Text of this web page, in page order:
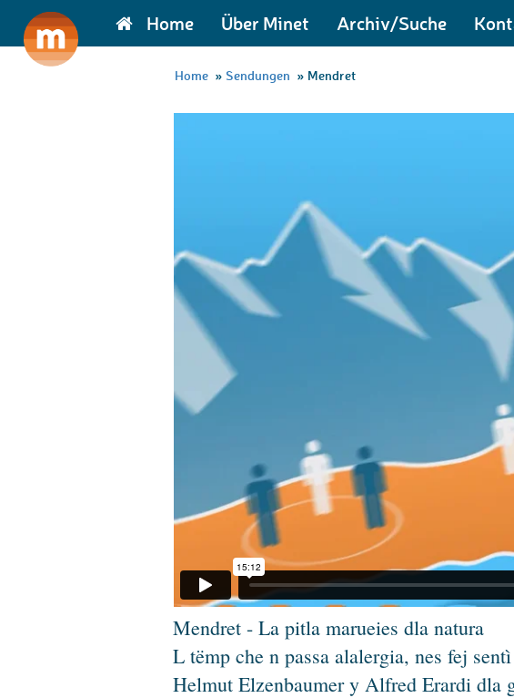
Home Über Minet Archiv/Suche
Home » Sendungen » Mendret
Mendret - La pitla marueies dla natura
L tëmp che n passa alalergia, nes fej
Helmut Elzenbaumer y Alfred Erardi dla